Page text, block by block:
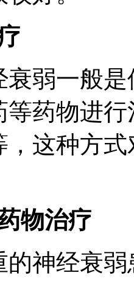
衰弱一般
等药物进
，这种方
物治疗
的神经衰